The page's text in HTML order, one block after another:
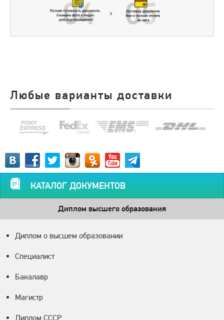
Любые варианты доставки
КАТАЛОГ ДОКУМЕНТОВ
Диплом высшего образования
Диплом о высшем образовании
Специалист
Бакалавр
Магистр
Диплом СССР